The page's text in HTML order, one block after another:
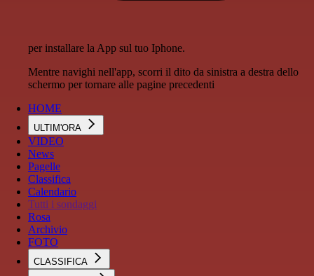
per installare la App sul tuo Iphone.
Mentre navighi nell'app, scorri il dito da sinistra a destra dello
schermo per tornare alle pagine precedenti
HOME
ULTIM'ORA
VIDEO
News
Pagelle
Classifica
Calendario
Tutti i sondaggi
Rosa
Archivio
FOTO
CLASSIFICA